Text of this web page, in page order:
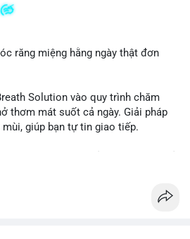
răng miệng hằng ngày thật đơn
Solution vào quy trình chăm
thơm mát suốt cả ngày. Giải pháp
giúp bạn tự tin giao tiếp.